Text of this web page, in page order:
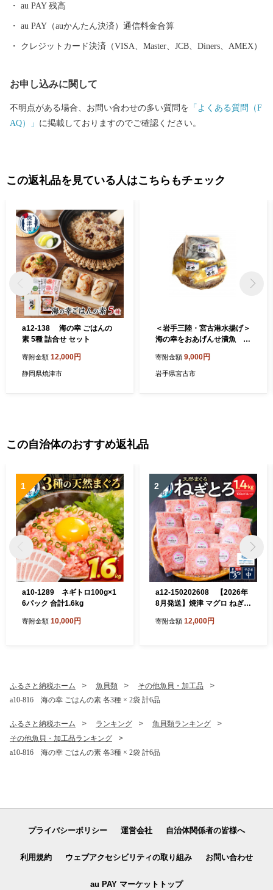
au PAY 残高
au PAY（auかんたん決済）通信料金合算
クレジットカード決済（VISA、Master、JCB、Diners、AMEX）
お申し込みに関して
不明点がある場合、お問い合わせの多い質問を 「よくある質問（F
AQ）」 に掲載しておりますのでご確認ください。
この返礼品を見ている人はこちらもチェック
a12-138 海の幸 ごはんの
素 5種 詰合せ セット
寄附金額 12,000円
静岡県焼津市
＜岩手三陸・宮古港水揚げ＞
海の幸をおあげんせ漬魚 3
寄附金額 9,000円
岩手県宮古市
この自治体のおすすめ返礼品
1
a10-1289 ネギトロ100g×1
6パック 合計1.6kg
寄附金額 10,000円
2
a12-150202608 【2026年
8月発送】焼津 マグロ ねぎと
寄附金額 12,000円
ふるさと納税ホーム 魚貝類
その他魚貝・加工品
a10-816 海の幸 ごはんの素 各3種 × 2袋 計6品
ふるさと納税ホーム ランキング
魚貝類ランキング
その他魚貝・加工品ランキング
a10-816 海の幸 ごはんの素 各3種 × 2袋 計6品
プライバシーポリシー 運営会社 自治体関係者の皆様へ
利用規約 ウェブアクセシビリティの取り組み お問い合わせ
au PAY マーケットトップ